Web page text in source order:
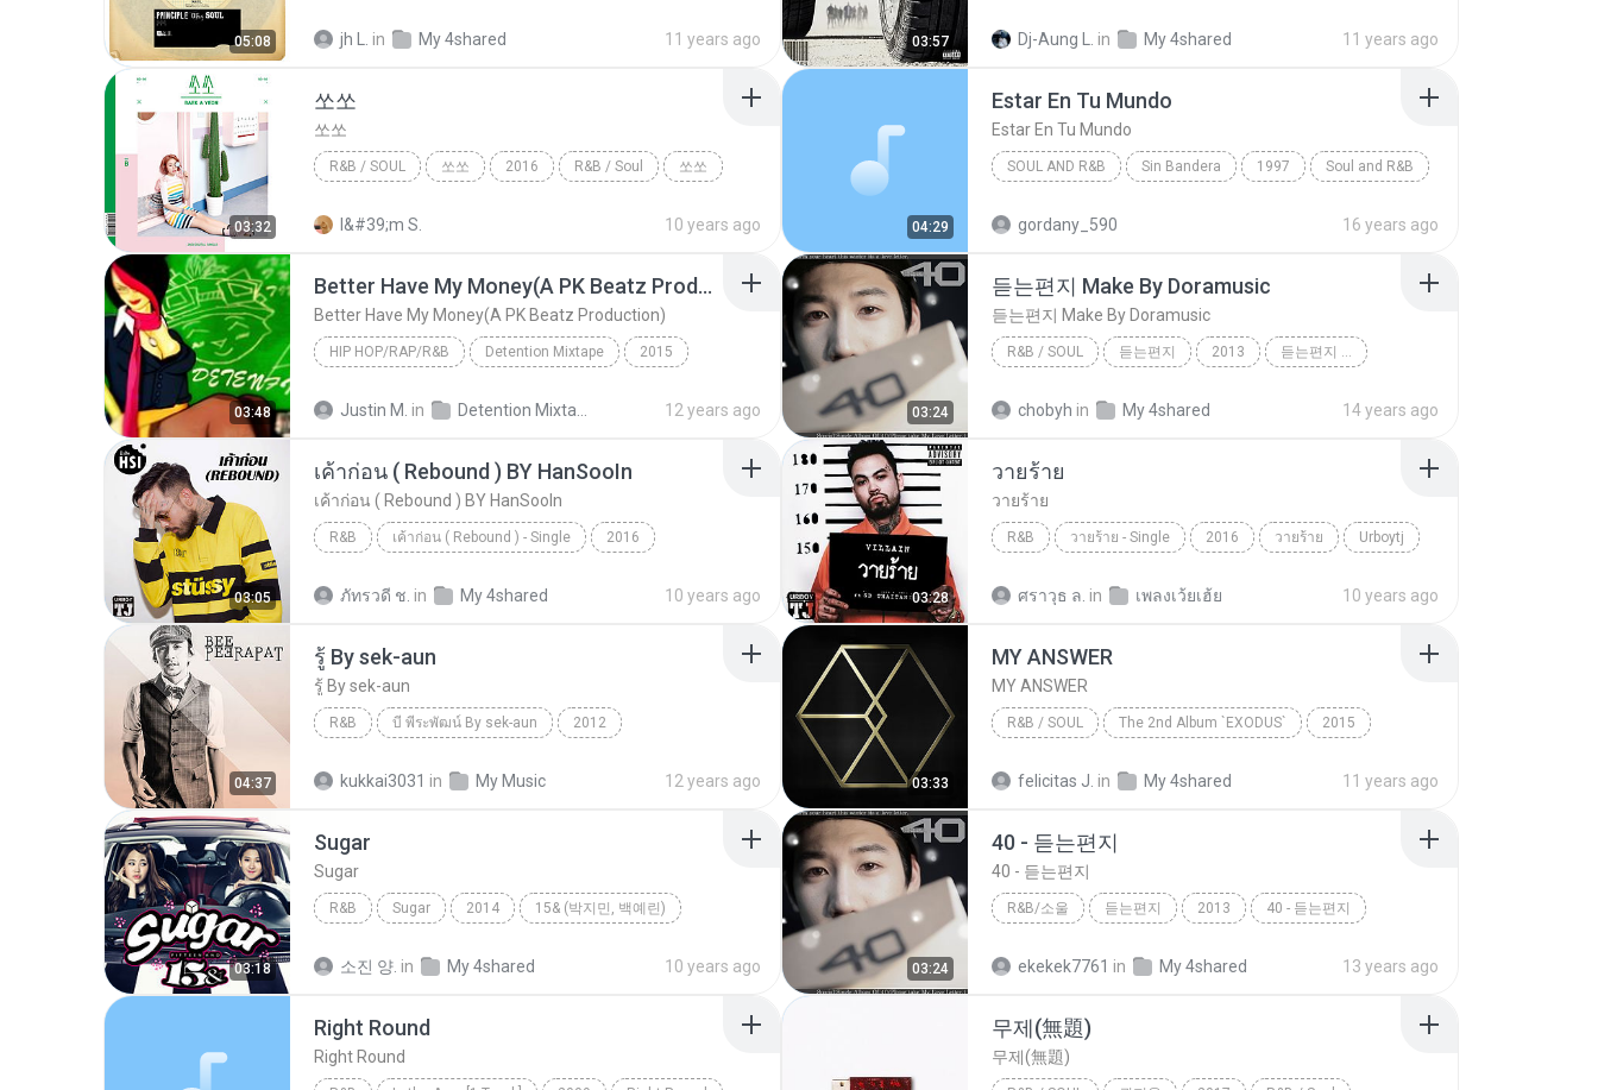
05:08 jh L. in My 4shared 11 years ago 03:57 Dj-Aung L. in My 4shared 11 years ago
03:32
쏘쏘
쏘쏘
R&B / SOUL 쏘쏘 2016 R&B / Soul 쏘쏘
I&#39;m S. 10 years ago 04:29
Estar En Tu Mundo
Estar En Tu Mundo
SOUL AND R&B Sin Bandera 1997 Soul and R&B
gordany_590 16 years ago
03:48
Better Have My Money(A PK Beatz Production)
Better Have My Money(A PK Beatz Production)
HIP HOP/RAP/R&B Detention Mixtape 2015
Justin M. in 12 years ago 03:24
듣는편지 Make By Doramusic
듣는편지 Make By Doramusic
R&B / SOUL 듣는편지 2013 듣는편지 ...
chobyh in My 4shared 14 years ago
03:05
เค้าก่อน ( Rebound ) BY HanSooIn
เค้าก่อน ( Rebound ) BY HanSooIn
R&B เค้าก่อน ( Rebound ) - Single 2016
ภัทรวดี ช. in My 4shared 10 years ago 03:28
วายร้าย
วายร้าย
R&B วายร้าย - Single 2016 วายร้าย Urboytj
ศราวุธ ล. in เพลงเว้ยเฮ้ย 10 years ago
04:37
รู้ By sek-aun
รู้ By sek-aun
R&B บี พีระพัฒน์ By sek-aun 2012
kukkai3031 in My Music 12 years ago 03:33
MY ANSWER
MY ANSWER
R&B / SOUL The 2nd Album `EXODUS` 2015
felicitas J. in My 4shared 11 years ago
03:18
Sugar
Sugar
R&B Sugar 2014 15& (박지민, 백예린)
소진 양. in My 4shared 10 years ago 03:24
40 - 듣는편지
40 - 듣는편지
R&B/소울 듣는편지 2013 40 - 듣는편지
ekekek7761 in My 4shared 13 years ago
Right Round
Right Round
무제(無題)
무제(無題)